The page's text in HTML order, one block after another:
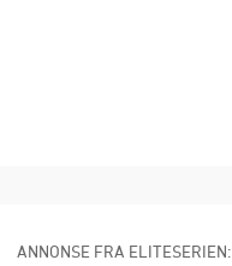
ANNONSE FRA ELITESERIEN: